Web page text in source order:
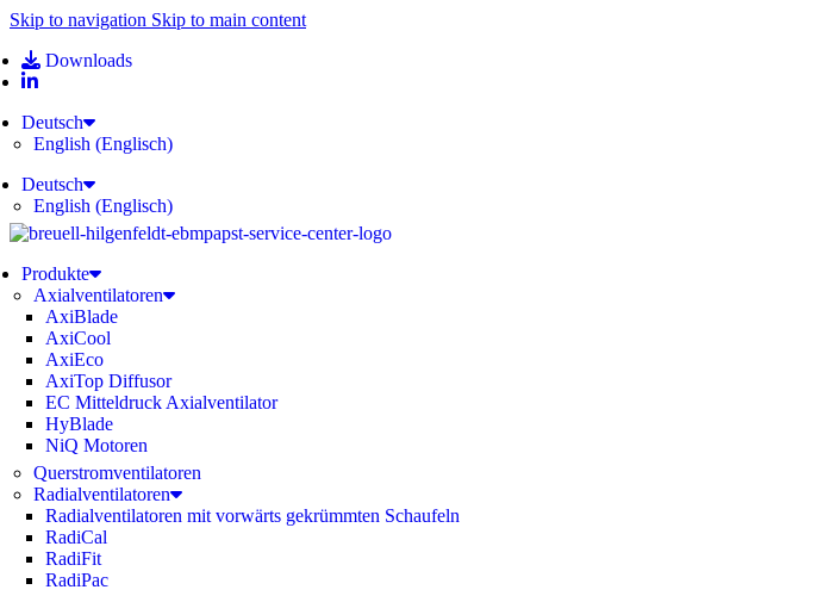
Skip to navigation Skip to main content
Downloads
Deutsch
English (Englisch)
Deutsch
English (Englisch)
Produkte
Axialventilatoren
AxiBlade
AxiCool
AxiEco
AxiTop Diffusor
EC Mitteldruck Axialventilator
HyBlade
NiQ Motoren
Querstromventilatoren
Radialventilatoren
Radialventilatoren mit vorwärts gekrümmten Schaufeln
RadiCal
RadiFit
RadiPac